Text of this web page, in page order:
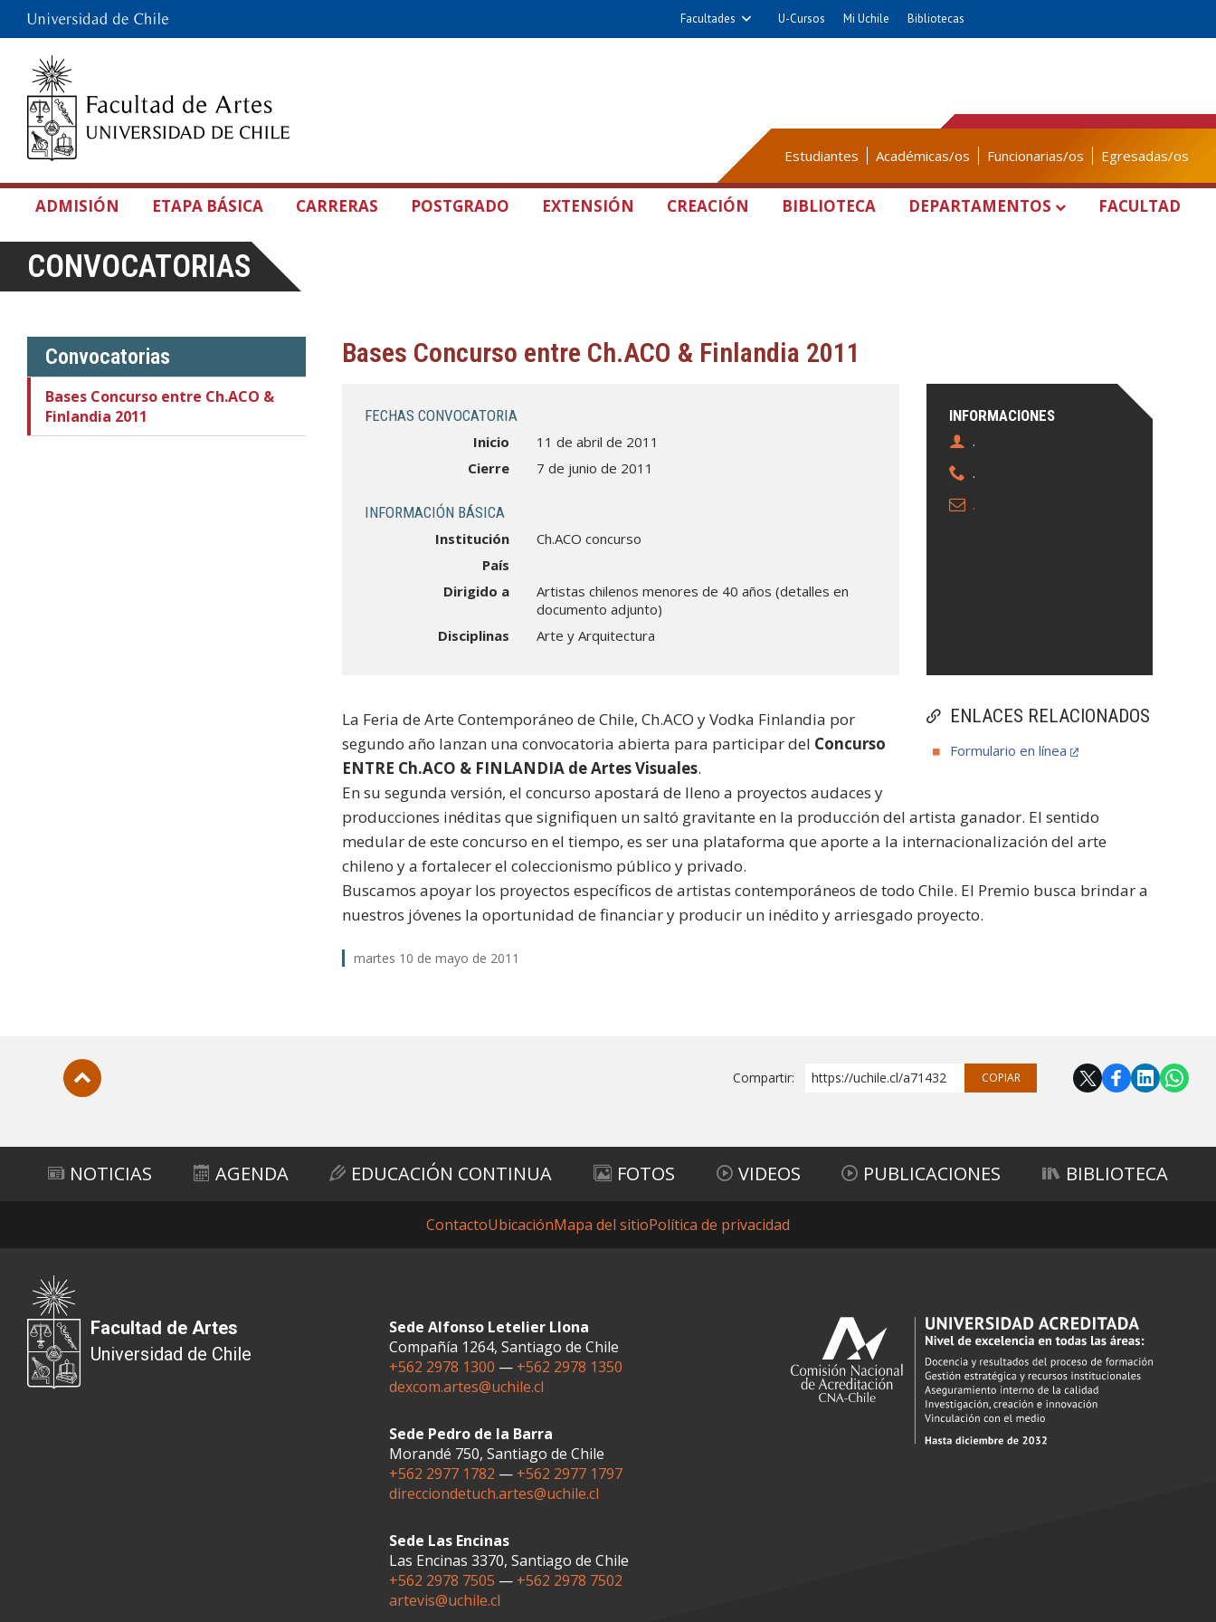
Facultades U-Cursos Mi Uchile Bibliotecas
Estudiantes Académicas/os Funcionarias/os Egresadas/os
ADMISIÓN ETAPA BÁSICA CARRERAS POSTGRADO EXTENSIÓN CREACIÓN BIBLIOTECA DEPARTAMENTOS FACULTAD
CONVOCATORIAS
Convocatorias
Bases Concurso entre Ch.ACO &
Finlandia 2011
Bases Concurso entre Ch.ACO & Finlandia 2011
INFORMACIONES
.
.
.
FECHAS CONVOCATORIA
Inicio
11 de abril de 2011
Cierre
7 de junio de 2011
INFORMACIÓN BÁSICA
Institución
Ch.ACO concurso
País
Dirigido a
Artistas chilenos menores de 40 años (detalles en
documento adjunto)
Disciplinas
Arte y Arquitectura
ENLACES RELACIONADOS
Formulario en línea
La Feria de Arte Contemporáneo de Chile, Ch.ACO y Vodka Finlandia por
segundo año lanzan una convocatoria abierta para participar del Concurso
ENTRE Ch.ACO & FINLANDIA de Artes Visuales.
En su segunda versión, el concurso apostará de lleno a proyectos audaces y
producciones inéditas que signifiquen un saltó gravitante en la producción del artista ganador. El sentido
medular de este concurso en el tiempo, es ser una plataforma que aporte a la internacionalización del arte
chileno y a fortalecer el coleccionismo público y privado.
Buscamos apoyar los proyectos específicos de artistas contemporáneos de todo Chile. El Premio busca brindar a
nuestros jóvenes la oportunidad de financiar y producir un inédito y arriesgado proyecto.
martes 10 de mayo de 2011
Compartir: https://uchile.cl/a71432 COPIAR
NOTICIAS AGENDA EDUCACIÓN CONTINUA FOTOS VIDEOS PUBLICACIONES BIBLIOTECA
ContactoUbicaciónMapa del sitioPolítica de privacidad
Facultad de Artes
Universidad de Chile
Sede Alfonso Letelier Llona
Compañía 1264, Santiago de Chile
+562 2978 1300 — +562 2978 1350
dexcom.artes@uchile.cl
Sede Pedro de la Barra
Morandé 750, Santiago de Chile
+562 2977 1782 — +562 2977 1797
direcciondetuch.artes@uchile.cl
Sede Las Encinas
Las Encinas 3370, Santiago de Chile
+562 2978 7505 — +562 2978 7502
artevis@uchile.cl